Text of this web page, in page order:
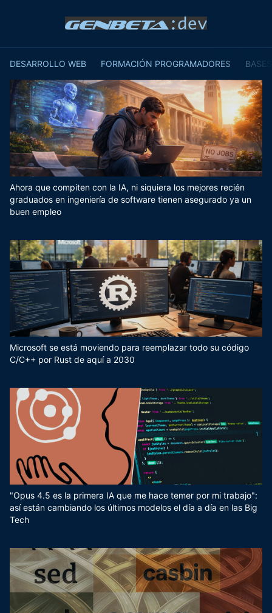
DESARROLLO WEB FORMACIÓN PROGRAMADORES
Ahora que compiten con la IA, ni siquiera los mejores recién
graduados en ingeniería de software tienen asegurado ya un
buen empleo
Microsoft se está moviendo para reemplazar todo su código
C/C++ por Rust de aquí a 2030
"Opus 4.5 es la primera IA que me hace temer por mi trabajo":
así están cambiando los últimos modelos el día a día en las Big
Tech